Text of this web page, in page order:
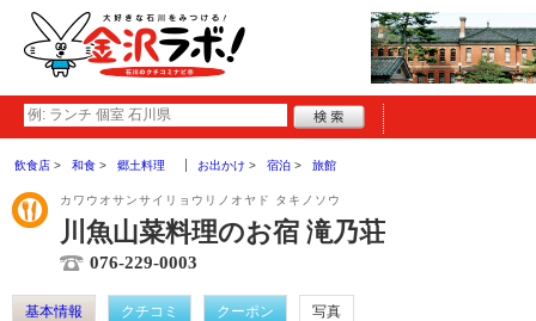
飲食店 和食 郷土料理 お出かけ 宿泊 旅館
カワウオサンサイリョウリノオヤド タキノソウ
川魚山菜料理のお宿 滝乃荘
076-229-0003
基本情報 クチコミ クーポン
写真